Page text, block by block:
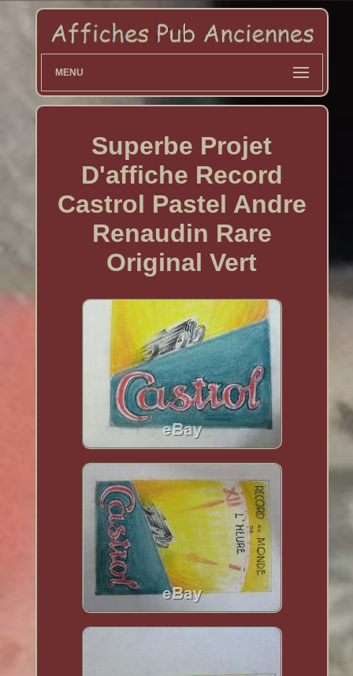
MENU
Superbe Projet
D'affiche Record
Castrol Pastel Andre
Renaudin Rare
Original Vert